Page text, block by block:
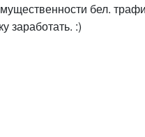
бел.
заработать. :)